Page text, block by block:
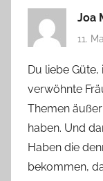
Joa
11.
Du liebe
verwöhnte
Themen
haben. Und
Haben die
bekommen,